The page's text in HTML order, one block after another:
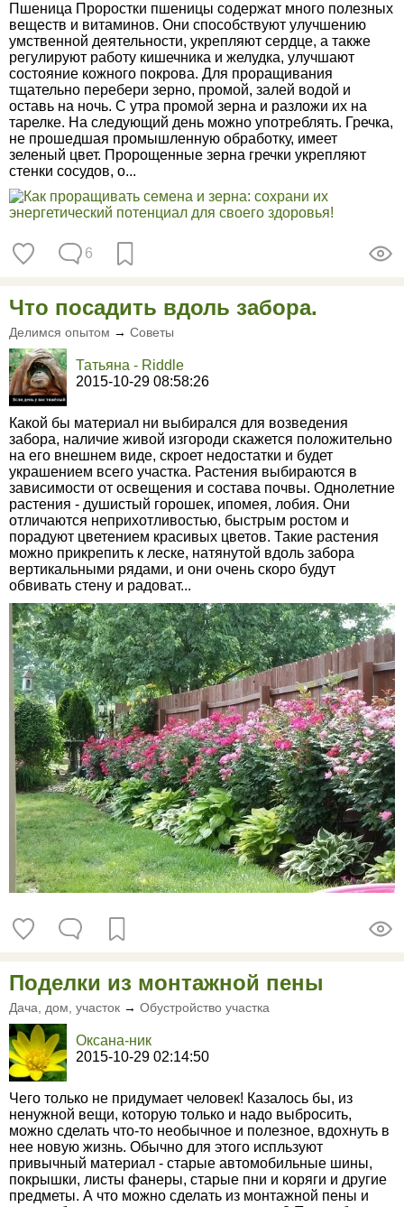
Пшеница Проростки пшеницы содержат много полезных
веществ и витаминов. Они способствуют улучшению
умственной деятельности, укрепляют сердце, а также
регулируют работу кишечника и желудка, улучшают
состояние кожного покрова. Для проращивания
тщательно перебери зерно, промой, залей водой и
оставь на ночь. С утра промой зерна и разложи их на
тарелке. На следующий день можно употреблять. Гречка,
не прошедшая промышленную обработку, имеет
зеленый цвет. Пророщенные зерна гречки укрепляют
стенки сосудов, о...
6
Что посадить вдоль забора.
Делимся опытом → Советы
Татьяна - Riddle
2015-10-29 08:58:26
Какой бы материал ни выбирался для возведения
забора, наличие живой изгороди скажется положительно
на его внешнем виде, скроет недостатки и будет
украшением всего участка. Растения выбираются в
зависимости от освещения и состава почвы. Однолетние
растения - душистый горошек, ипомея, лобия. Они
отличаются неприхотливостью, быстрым ростом и
порадуют цветением красивых цветов. Такие растения
можно прикрепить к леске, натянутой вдоль забора
вертикальными рядами, и они очень скоро будут
обвивать стену и радоват...
Поделки из монтажной пены
Дача, дом, участок → Обустройство участка
Оксана-ник
2015-10-29 02:14:50
Чего только не придумает человек! Казалось бы, из
ненужной вещи, которую только и надо выбросить,
можно сделать что-то необычное и полезное, вдохнуть в
нее новую жизнь. Обычно для этого испльзуют
привычный материал - старые автомобильные шины,
покрышки, листы фанеры, старые пни и коряги и другие
предметы. А что можно сделать из монтажной пены и